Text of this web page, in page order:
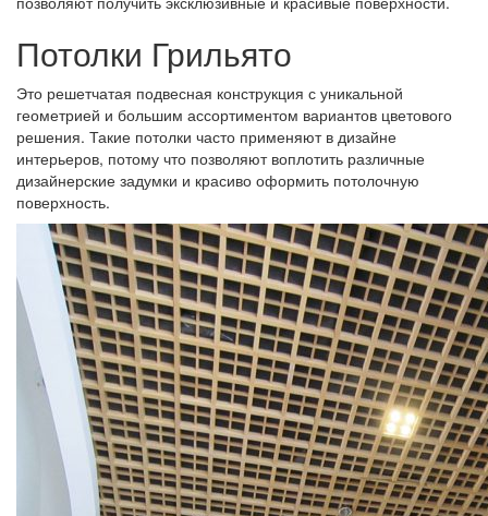
Потолки Грильято
Это решетчатая подвесная конструкция с уникальной
геометрией и большим ассортиментом вариантов цветового
решения. Такие потолки часто применяют в дизайне
интерьеров, потому что позволяют воплотить различные
дизайнерские задумки и красиво оформить потолочную
поверхность.